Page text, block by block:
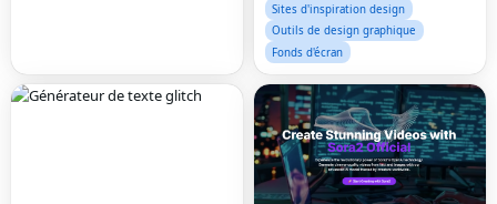
Sites d'inspiration design
Outils de design graphique
Fonds d'écran